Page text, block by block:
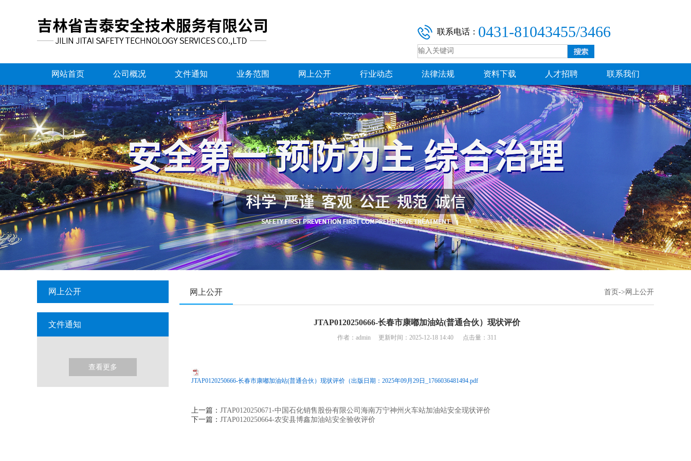
联系电话： 0431-81043455/3466
网站首页 公司概况 文件通知 业务范围 网上公开 行业动态 法律法规 资料下载 人才招聘 联系我们
网上公开
文件通知
查看更多
网上公开 首页 -> 网上公开
JTAP0120250666-长春市康嘟加油站(普通合伙）现状评价
作者：admin 更新时间：2025-12-18 14:40 点击量：311
JTAP0120250666-长春市康嘟加油站(普通合伙）现状评价（出版日期：2025年09月29日_1766036481494.pdf
上一篇：JTAP0120250671-中国石化销售股份有限公司海南万宁神州火车站加油站安全现状评价
下一篇：JTAP0120250664-农安县博鑫加油站安全验收评价